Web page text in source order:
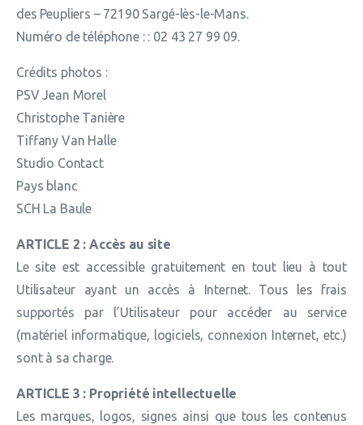
des Peupliers – 72190 Sargé-lès-le-Mans.
Numéro de téléphone : : 02 43 27 99 09.
Crédits photos :
PSV Jean Morel
Christophe Tanière
Tiffany Van Halle
Studio Contact
Pays blanc
SCH La Baule
ARTICLE 2 : Accès au site
Le site est accessible gratuitement en tout lieu à tout
Utilisateur ayant un accès à Internet. Tous les frais
supportés par l’Utilisateur pour accéder au service
(matériel informatique, logiciels, connexion Internet, etc.)
sont à sa charge.
ARTICLE 3 : Propriété intellectuelle
Les marques, logos, signes ainsi que tous les contenus